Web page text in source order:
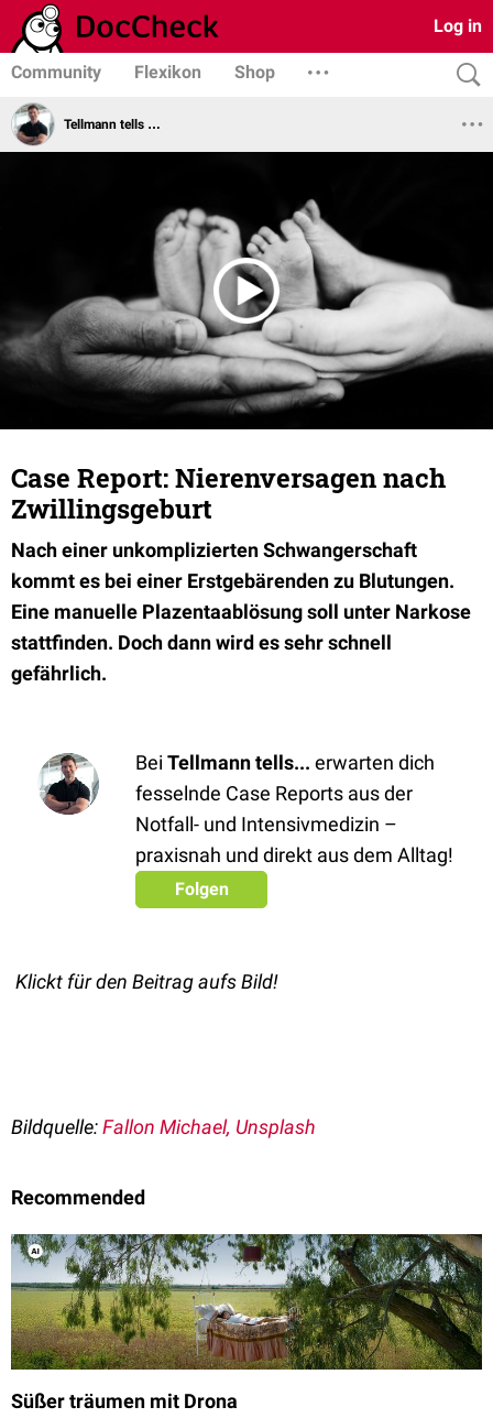
Log in
Community Flexikon Shop
Tellmann tells …
Case Report: Nierenversagen nach
Zwillingsgeburt
Nach einer unkomplizierten Schwangerschaft
kommt es bei einer Erstgebärenden zu Blutungen.
Eine manuelle Plazentaablösung soll unter Narkose
stattfinden. Doch dann wird es sehr schnell
gefährlich.
Bei Tellmann tells... erwarten dich
fesselnde Case Reports aus der
Notfall- und Intensivmedizin –
praxisnah und direkt aus dem Alltag!
Folgen
Klickt für den Beitrag aufs Bild!
Bildquelle:Fallon Michael, Unsplash
Recommended
Süßer träumen mit Drona